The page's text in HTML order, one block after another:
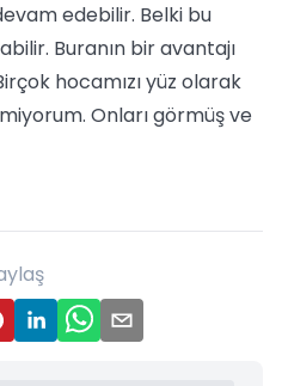
edebilir. Belki bu
Buranın bir avantajı
hocamızı yüz olarak
Onları görmüş ve